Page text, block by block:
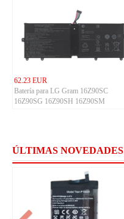
62.23 EUR
Batería para LG Gram 16Z90SC
16Z90SG 16Z90SH 16Z90SM
ÚLTIMAS NOVEDADES